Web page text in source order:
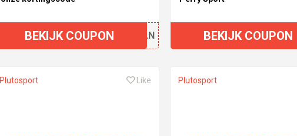
S9ALN
BEKIJK COUPON BEKIJK COUPON
Plutosport Like Plutosport